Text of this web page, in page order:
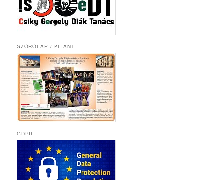
SZÓRÓLAP / PLIANT
GDPR